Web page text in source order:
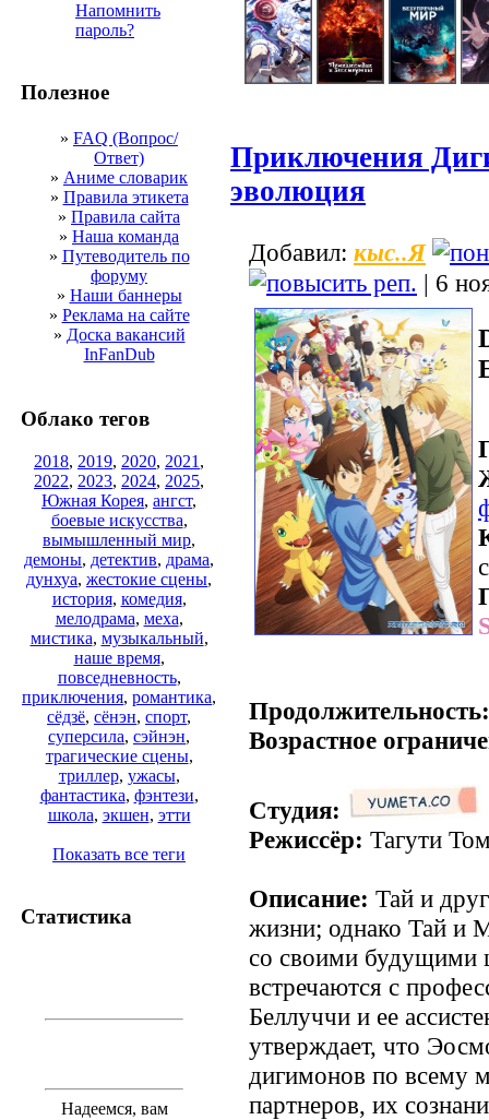
Напомнить
пароль?
Полезное
» FAQ (Вопрос/
Ответ)
» Аниме словарик
» Правила этикета
» Правила сайта
» Наша команда
» Путеводитель по
форуму
» Наши баннеры
» Реклама на сайте
» Доска вакансий
InFanDub
Облако тегов
2018, 2019, 2020, 2021 ,
2022, 2023, 2024, 2025,
Южная Корея, ангст,
боевые искусства,
вымышленный мир,
демоны, детектив, драма,
дунхуа, жестокие сцены,
история, комедия,
мелодрама, меха,
мистика, музыкальный,
наше время,
повседневность,
приключения, романтика,
сёдзё, сёнэн, спорт,
суперсила, сэйнэн,
трагические сцены,
триллер, ужасы,
фантастика, фэнтези,
школа, экшен, этти
Показать все теги
Статистика
Надеемся, вам
Приключения
эволюция
Добавил: кыс..Я
| 6
Продолжительность:
Возрастное
Студия:
Режиссёр: Тагути
Описание: Тай и
жизни; однако Тай и
со своими будущими
встречаются с
Беллуччи и ее
утверждает, что
дигимонов по всему
партнеров, их